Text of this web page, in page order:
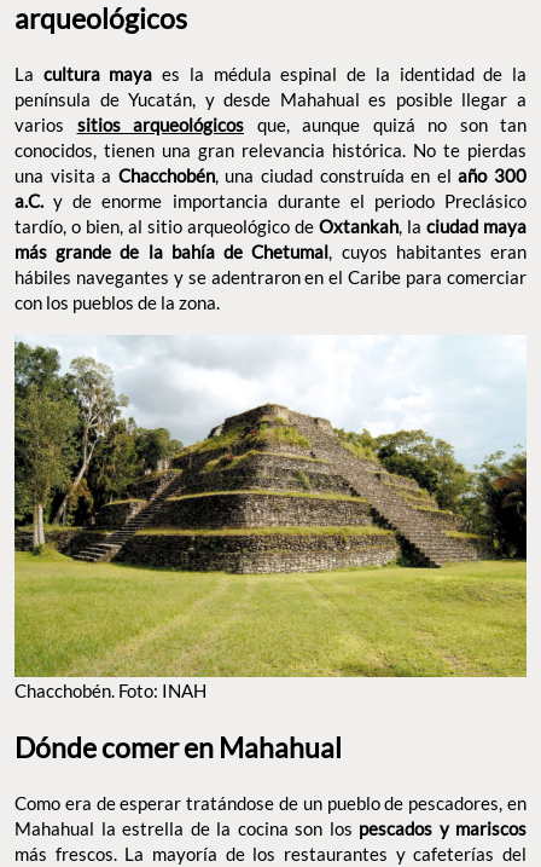
arqueológicos
La cultura maya es la médula espinal de la identidad de la
península de Yucatán, y desde Mahahual es posible llegar a
varios sitios arqueológicos que, aunque quizá no son tan
conocidos, tienen una gran relevancia histórica. No te pierdas
una visita a Chacchobén, una ciudad construída en elaño 300
a.C. y de enorme importancia durante el periodo Preclásico
tardío, o bien, al sitio arqueológico de Oxtankah, la ciudad maya
más grande de la bahía de Chetumal, cuyos habitantes eran
hábiles navegantes y se adentraron en el Caribe para comerciar
con los pueblos de la zona.
Chacchobén. Foto: INAH
Dónde comer en Mahahual
Como era de esperar tratándose de un pueblo de pescadores, en
Mahahual la estrella de la cocina son los pescados y mariscos
más frescos. La mayoría de los restaurantes y cafeterías del